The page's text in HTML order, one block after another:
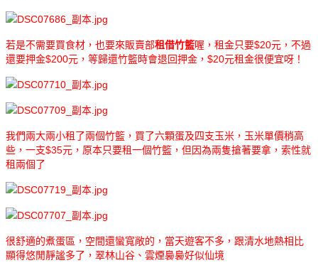
若是不需要買食材，也要來販賣部租借竹籃喔，租金只要$20元，不過
還要押金$200元，等歸還竹籃時會退回押金，$20元租金很便宜呀！
我們兩大兩小租了兩個竹籃，買了六顆蛋及四支玉米，玉米單價稍高
些，一支$35元，原本只要租一個竹籃，但因為兩隻搶著要拿，索性就
租兩個了
很舒適的煮蛋區，空間還蠻寬敞的，當天遊客不多，跟清水地熱相比
顯得悠閒靜謐多了，翠林山谷、雲煙裊裊好似仙境